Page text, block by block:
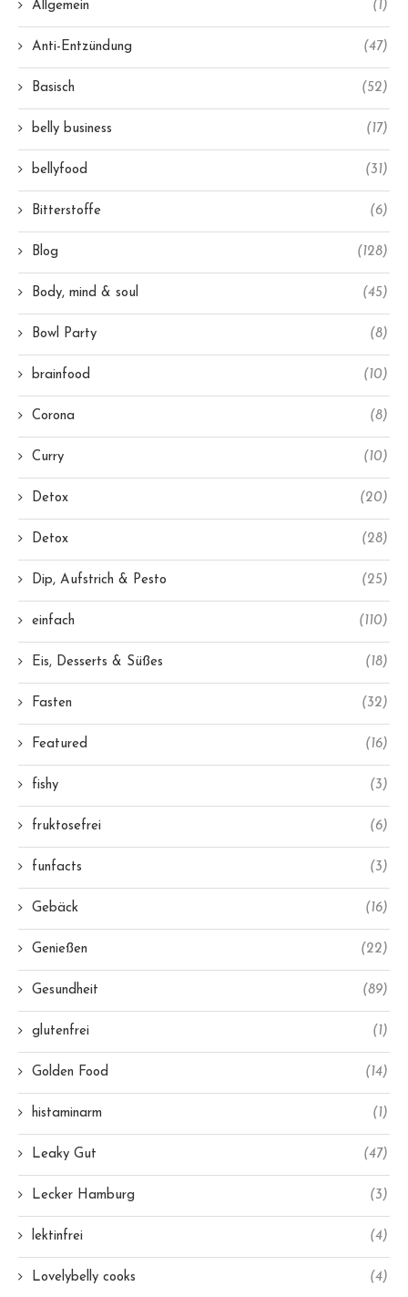
Allgemein (1)
Anti-Entzündung (47)
Basisch (52)
belly business (17)
bellyfood (31)
Bitterstoffe (6)
Blog (128)
Body, mind & soul (45)
Bowl Party (8)
brainfood (10)
Corona (8)
Curry (10)
Detox (20)
Detox (28)
Dip, Aufstrich & Pesto (25)
einfach (110)
Eis, Desserts & Süßes (18)
Fasten (32)
Featured (16)
fishy (3)
fruktosefrei (6)
funfacts (3)
Gebäck (16)
Genießen (22)
Gesundheit (89)
glutenfrei (1)
Golden Food (14)
histaminarm (1)
Leaky Gut (47)
Lecker Hamburg (3)
lektinfrei (4)
Lovelybelly cooks (4)